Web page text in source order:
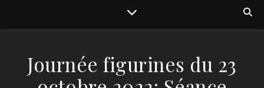
Journée figurines du 23